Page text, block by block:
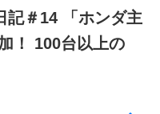
記＃14 「ホンダ主
！ 100台以上の